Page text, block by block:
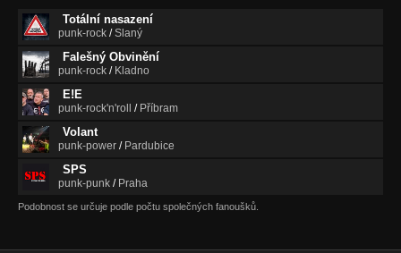
Totální nasazení
punk-rock /Slaný
Falešný Obvinění
punk-rock / Kladno
E!E
punk-rock'n'roll / Příbram
Volant
punk-power / Pardubice
SPS
punk-punk / Praha
Podobnost se určuje podle počtu společných fanoušků.